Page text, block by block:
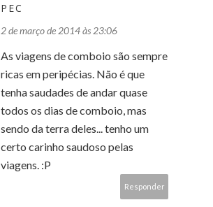
PEC
2 de março de 2014 às 23:06
As viagens de comboio são sempre
ricas em peripécias. Não é que
tenha saudades de andar quase
todos os dias de comboio, mas
sendo da terra deles... tenho um
certo carinho saudoso pelas
viagens. :P
Responder